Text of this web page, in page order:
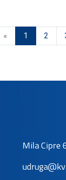
« 1 2
Mila Cipre